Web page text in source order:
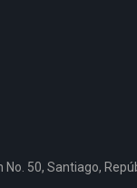
No. 50, Santiago,